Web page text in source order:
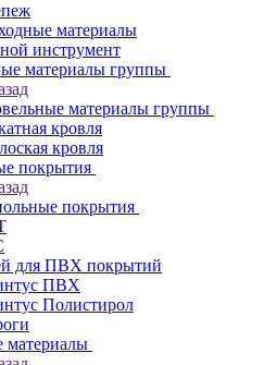
материалы
инструмент
материалы группы
материалы группы
кровля
кровля
покрытия
покрытия
для ПВХ покрытий
ПВХ
Полистирол
материалы